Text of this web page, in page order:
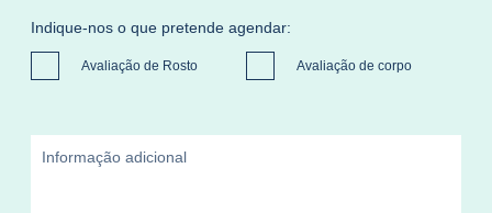
Indique-nos o que pretende agendar:
Avaliação de Rosto Avaliação de corpo